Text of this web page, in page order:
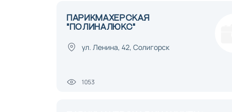
ПАРИКМАХЕРСКАЯ
"ПОЛИНАЛЮКС"
ул. Ленина, 42, Солигорск
1053